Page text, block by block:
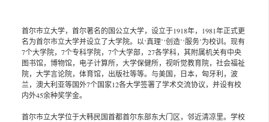
首尔市立大学，首尔著名的国公立大学，设立于1918年，1981年正式更
名为首尔市立大学并设立了大学院。以‘真理’‘创造’‘服务’为校训。现有
7个大学院，7个专科学院，7个大学部，27各学科，其附属机关有中央
图书馆，博物馆，电子计算所，大学保健所，视听觉教育院，社会福祉
院，大学言论院，体育馆，出版社等等。与美国，日本，匈牙利，波
兰，澳大利亚等国外7个国家12各大学签署了学术交流协议，并设有校
内外45余种奖学金。
首尔市立大学位于大韩民国首都首尔东部东大门区，邻近清凉里。学校